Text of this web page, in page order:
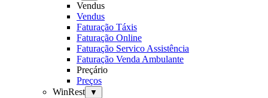
Vendus
Vendus
Faturação Táxis
Faturação Online
Faturação Servico Assistência
Faturação Venda Ambulante
Preçário
Preços
WinRest
▼